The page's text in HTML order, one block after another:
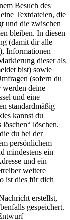
Besuch des
Textdateien, die
und die zwischen
bleiben. In diesen
(damit dir alle
Informationen
dieser als
bist) sowie
(sofern du
werden deine
und eine
standardmäßig
kannst du
löschen.
du bei der
persönlichem
mindestens ein
und ein
weitere
ist dies für dich
erstellst,
gespeichert.